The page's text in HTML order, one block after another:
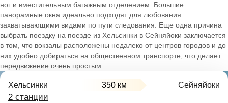
ног и вместительным багажным отделением. Большие
панорамные окна идеально подходят для любования
захватывающими видами по пути следования. Еще одна причина
выбрать поездку на поезде из Хельсинки в Сейняйоки заключается
в том, что вокзалы расположены недалеко от центров городов и до
них удобно добираться на общественном транспорте, что делает
передвижение очень простым.
Хельсинки 350 км Сейняйоки
2 станции